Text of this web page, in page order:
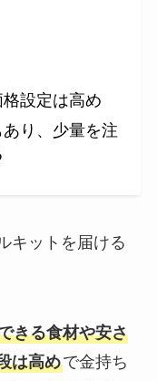
設定は高め
り、少量を注
キットを届ける
きる食材や安さ
は高めで金持ち